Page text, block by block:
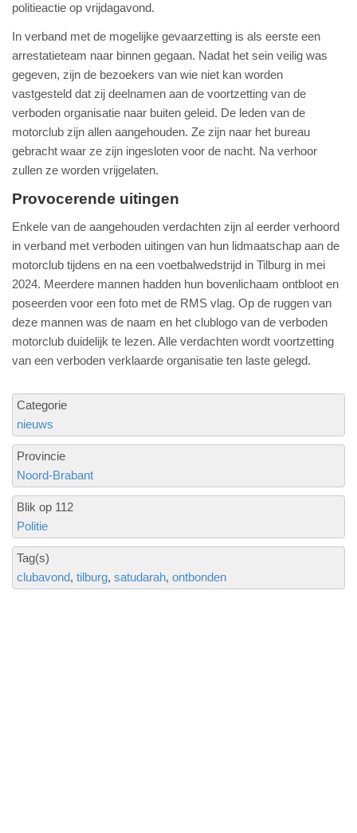
politieactie op vrijdagavond.
In verband met de mogelijke gevaarzetting is als eerste een
arrestatieteam naar binnen gegaan. Nadat het sein veilig was
gegeven, zijn de bezoekers van wie niet kan worden
vastgesteld dat zij deelnamen aan de voortzetting van de
verboden organisatie naar buiten geleid. De leden van de
motorclub zijn allen aangehouden. Ze zijn naar het bureau
gebracht waar ze zijn ingesloten voor de nacht. Na verhoor
zullen ze worden vrijgelaten.
Provocerende uitingen
Enkele van de aangehouden verdachten zijn al eerder verhoord
in verband met verboden uitingen van hun lidmaatschap aan de
motorclub tijdens en na een voetbalwedstrijd in Tilburg in mei
2024. Meerdere mannen hadden hun bovenlichaam ontbloot en
poseerden voor een foto met de RMS vlag. Op de ruggen van
deze mannen was de naam en het clublogo van de verboden
motorclub duidelijk te lezen. Alle verdachten wordt voortzetting
van een verboden verklaarde organisatie ten laste gelegd.
Categorie
nieuws
Provincie
Noord-Brabant
Blik op 112
Politie
Tag(s)
clubavond tilburg satudarah ontbonden